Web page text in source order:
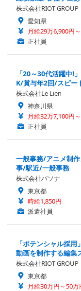
株式会社RIOT GROUP
愛知県
月給29万6,900円
正社員
「20～30代活躍中!
K/賞与年2回/スピー
株式会社Le Lien
神奈川県
月給32万7,100円
正社員
一般事務/アニメ制
事/駅近/一般事務
株式会社パソナ
東京都
時給1,850円
派遣社員
「ポテンシャル採
動画を制作する編集
株式会社RIOT GROUP
東京都
月給30万円～50万